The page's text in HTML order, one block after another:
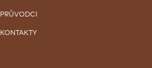
PRŮVODCI
KONTAKTY